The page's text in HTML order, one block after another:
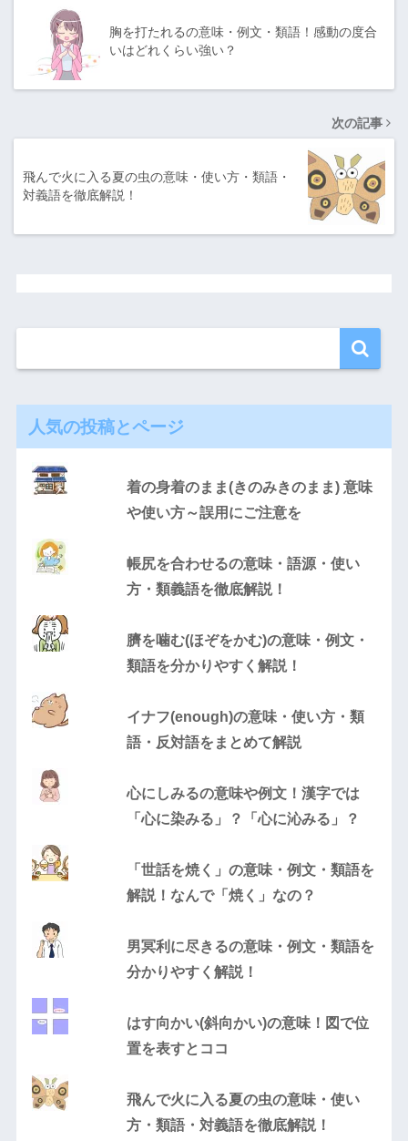
胸を打たれるの意味・例文・類語！感動の度合
いはどれくらい強い？
次の記事
飛んで火に入る夏の虫の意味・使い方・類語・
対義語を徹底解説！
人気の投稿とページ
着の身着のまま(きのみきのまま) 意味
や使い方～誤用にご注意を
帳尻を合わせるの意味・語源・使い
方・類義語を徹底解説！
臍を噛む(ほぞをかむ)の意味・例文・
類語を分かりやすく解説！
イナフ(enough)の意味・使い方・類
語・反対語をまとめて解説
心にしみるの意味や例文！漢字では
「心に染みる」？「心に沁みる」？
「世話を焼く」の意味・例文・類語を
解説！なんで「焼く」なの？
男冥利に尽きるの意味・例文・類語を
分かりやすく解説！
はす向かい(斜向かい)の意味！図で位
置を表すとココ
飛んで火に入る夏の虫の意味・使い
方・類語・対義語を徹底解説！